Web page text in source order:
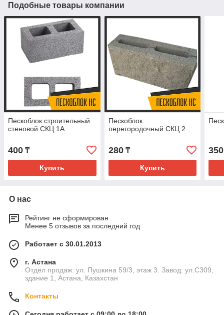
Подобные товары компании
Пескоблок строительный
стеновой СКЦ 1А
400 ₸
Купить
Пескоблок
перегородочный СКЦ 2
280₸
Купить
350
О нас
Рейтинг не сформирован
Менее 5 отзывов за последний год
Работает с 30.01.2013
г. Астана
Отдел продаж: ул. Пушкина 59/3, этаж 3. Завод: ул.С309,
здание 1, Астана, Казахстан
Контакты